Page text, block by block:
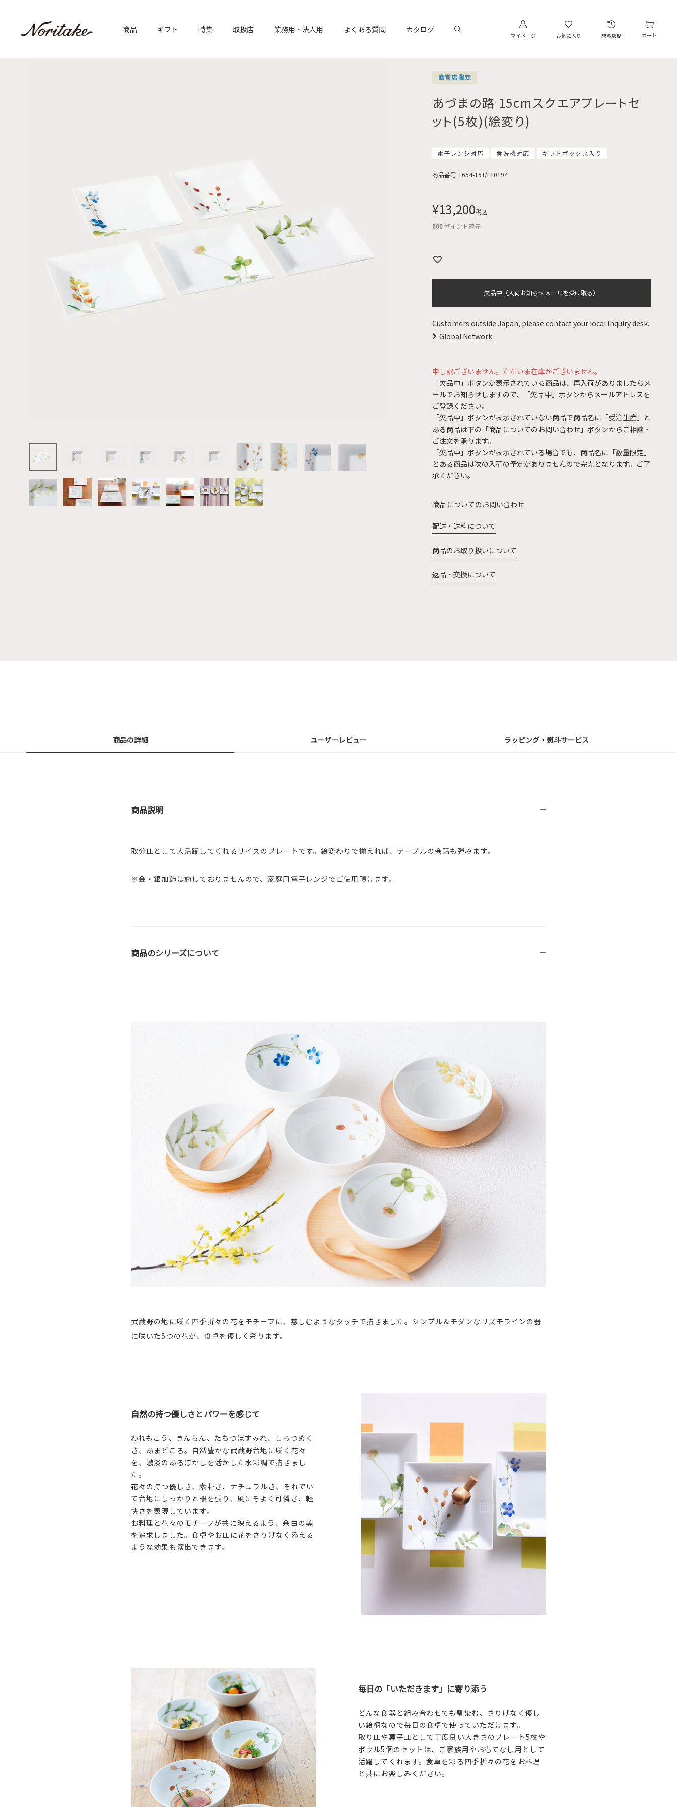
商品 ギフト 特集 取扱店 業務用・法人用 よくある質問 カタログ
マイページ お気に入り 閲覧履歴 カート
直営店限定
あづまの路 15cmスクエアプレートセ
ット(5枚)(絵変り)
電子レンジ対応 食洗機対応 ギフトボックス入り
商品番号 1654-15T/F10194
¥13,200税込
600ポイント還元
欠品中（入荷お知らせメールを受け取る）
Customers outside Japan, please contact your local inquiry desk.
Global Network
申し訳ございません。ただいま在庫がございません。
「欠品中」ボタンが表示されている商品は、再入荷がありましたらメ
ールでお知らせしますので、「欠品中」ボタンからメールアドレスを
ご登録ください。
「欠品中」ボタンが表示されていない商品で商品名に「受注生産」と
ある商品は下の「商品についてのお問い合わせ」ボタンからご相談・
ご注文を承ります。
「欠品中」ボタンが表示されている場合でも、商品名に「数量限定」
とある商品は次の入荷の予定がありませんので完売となります。ご了
承ください。
商品についてのお問い合わせ
配送・送料について
商品のお取り扱いについて
返品・交換について
商品の詳細 ユーザーレビュー ラッピング・熨斗サービス
商品説明
取分皿として大活躍してくれるサイズのプレートです。絵変わりで揃えれば、テーブルの会話も弾みます。
※金・銀加飾は施しておりませんので、家庭用電子レンジでご使用頂けます。
商品のシリーズについて
武蔵野の地に咲く四季折々の花をモチーフに、慈しむようなタッチで描きました。シンプル＆モダンなリズモラインの器
に咲いた5つの花が、食卓を優しく彩ります。
自然の持つ優しさとパワーを感じて
われもこう、きんらん、たちつぼすみれ、しろつめく
さ、あまどころ。自然豊かな武蔵野台地に咲く花々
を、濃淡のあるぼかしを活かした水彩調で描きまし
た。
花々の持つ優しさ、素朴さ、ナチュラルさ、それでい
て台地にしっかりと根を張り、風にそよぐ可憐さ、軽
快さを表現しています。
お料理と花々のモチーフが共に映えるよう、余白の美
を追求しました。食卓やお皿に花をさりげなく添える
ような効果も演出できます。
毎日の「いただきます」に寄り添う
どんな食器と組み合わせても馴染む、さりげなく優し
い絵柄なので毎日の食卓で使っていただけます。
取り皿や菓子皿として丁度良い大きさのプレート5枚や
ボウル5個のセットは、ご家族用やおもてなし用として
活躍してくれます。食卓を彩る四季折々の花をお料理
と共にお楽しみください。